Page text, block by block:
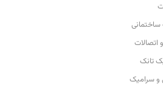
اتصالات
تانک
و سرامیک